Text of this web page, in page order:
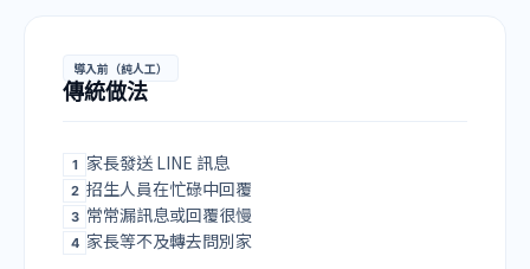
導入前（純人工）
傳統做法
1 家長發送 LINE 訊息
2 招生人員在忙碌中回覆
3 常常漏訊息或回覆很慢
4 家長等不及轉去問別家